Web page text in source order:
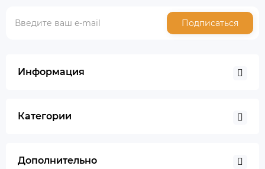
Подписаться
Информация
Категории
Дополнительно